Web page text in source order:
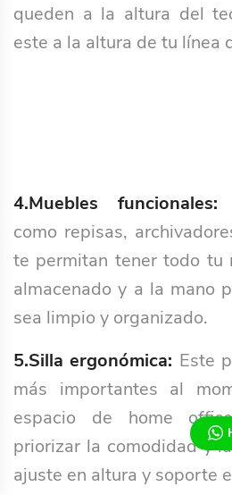
queden a la altura del
este a la altura de tu línea
4.Muebles funcionales:
como repisas,
te permitan tener todo tu
almacenado y a la mano
sea limpio y organizado.
5.Silla ergonómica: Este
más importantes al
espacio de home
priorizar la comodidad y
ajuste en altura y soporte